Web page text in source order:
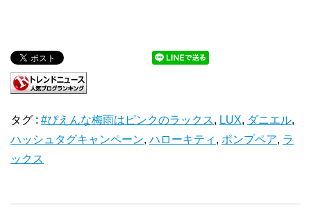
タグ : #ぴえんな梅雨はピンクのラックス, LUX, ダニエル,
ハッシュタグキャンペーン, ハローキティ , ポンプペア, ラ
ックス